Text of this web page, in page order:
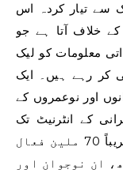
سے تیار کردہ اس
خلاف آتا ہے جو
معلومات کو لیک
کر رہے ہیں۔ ایک
اور نوعمروں کے
نگرانی کے انٹرنیٹ تک
رسائی حاصل کرتے ہیں۔ پاکستان میں تقریباً 70 ملین فعال
ان نوجوان اور